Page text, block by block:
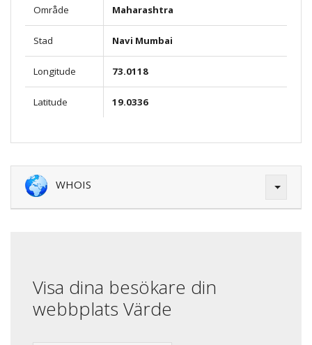
Område Maharashtra
Stad Navi Mumbai
Longitude 73.0118
Latitude 19.0336
WHOIS
Visa dina besökare din
webbplats Värde